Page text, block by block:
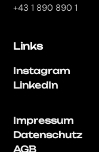
+43 1 890 890 1
Links
Instagram
LinkedIn
Impressum
Datenschutz
AGB